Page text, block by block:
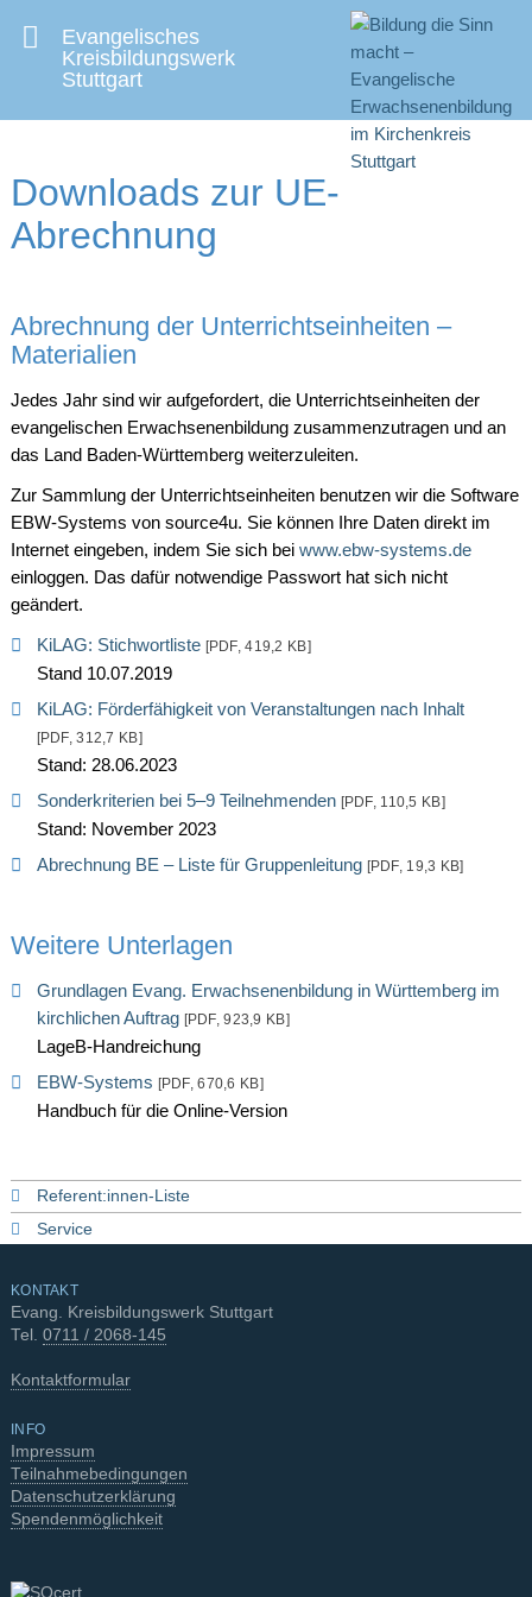
Evangelisches
Kreisbildungswerk
Stuttgart
Downloads zur UE-
Abrechnung
Abrechnung der Unterrichtseinheiten –
Materialien
Jedes Jahr sind wir aufgefordert, die Unterrichtseinheiten der
evangelischen Erwachsenenbildung zusammenzutragen und an
das Land Baden-Württemberg weiterzuleiten.
Zur Sammlung der Unterrichtseinheiten benutzen wir die Software
EBW-Systems von source4u. Sie können Ihre Daten direkt im
Internet eingeben, indem Sie sich bei www.ebw-systems.de
einloggen. Das dafür notwendige Passwort hat sich nicht
geändert.
KiLAG: Stichwortliste [PDF, 419,2 KB]
Stand 10.07.2019
KiLAG: Förderfähigkeit von Veranstaltungen nach Inhalt
[PDF, 312,7 KB]
Stand: 28.06.2023
Sonderkriterien bei 5–9 Teilnehmenden [PDF, 110,5 KB]
Stand: November 2023
Abrechnung BE – Liste für Gruppenleitung [PDF, 19,3 KB]
Weitere Unterlagen
Grundlagen Evang. Erwachsenenbildung in Württemberg im
kirchlichen Auftrag [PDF, 923,9 KB]
LageB-Handreichung
EBW-Systems [PDF, 670,6 KB]
Handbuch für die Online-Version
Referent:innen-Liste
Service
KONTAKT
Evang. Kreisbildungswerk Stuttgart
Tel. 0711 / 2068-145
Kontaktformular
INFO
Impressum
Teilnahmebedingungen
Datenschutzerklärung
Spendenmöglichkeit